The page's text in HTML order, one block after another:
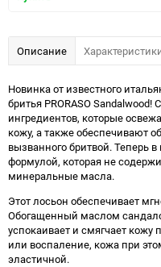
Описание
Новинка от известного
бритья PRORASO
ингредиентов, которые
кожу, а также обеспечивают
вызванного бритвой. Теперь
формулой, которая не
минеральные масла.
Этот лосьон обеспечивает
Обогащенный маслом
успокаивает и смягчает
или воспаление, кожа при
эластичной.